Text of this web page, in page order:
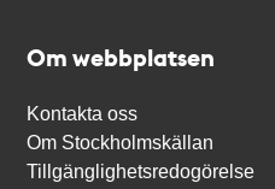
Om webbplatsen
Kontakta oss
Om Stockholmskällan
Tillgänglighetsredogörelse